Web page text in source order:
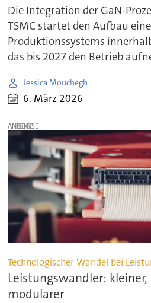
Die Integration der GaN-
TSMC startet den Aufbau
Produktionssystems
das bis 2027 den Betrieb
Jessica Mouchegh
6. März 2026
ANZEIGE
Technologischer Wandel bei
Leistungswandler:
modularer